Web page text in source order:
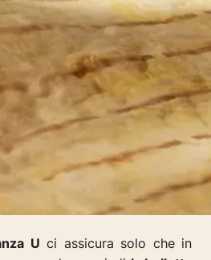
U ci assicura solo che in